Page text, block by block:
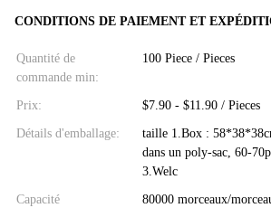
CONDITIONS DE PAIEMENT ET
Quantité de
commande min:
100 Piece / Pieces
Prix: $7.90 - $11.90 / Pieces
Détails d'emballage:
taille 1.Box :
dans un poly-sac, 60-
3.Welc
Capacité
80000 morceaux/